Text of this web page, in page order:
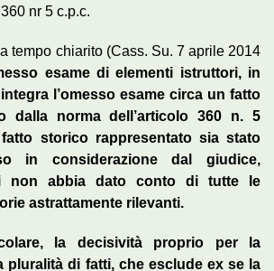
nr 5 c.p.c.
tempo chiarito (Cass. Su. 7 aprile 2014
esame di elementi istruttori, in
l’omesso esame circa un fatto
dalla norma dell’articolo 360 n. 5
storico rappresentato sia stato
in considerazione dal giudice,
non abbia dato conto di tutte le
astrattamente rilevanti.
la decisività proprio per la
pluralità di fatti, che esclude ex se la